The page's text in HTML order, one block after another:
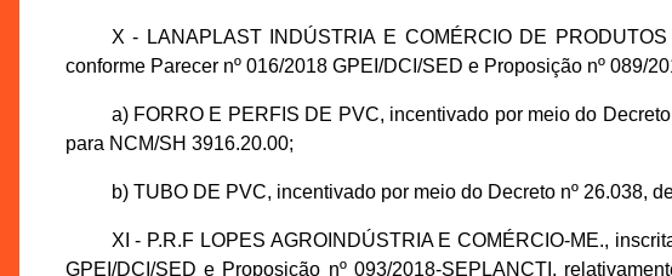
X - LANAPLAST INDÚSTRIA E COMÉRCIO DE
conforme Parecer nº 016/2018 GPEI/DCI/SED e Proposição nº 089/
a) FORRO E PERFIS DE PVC, incentivado por meio do
para NCM/SH 3916.20.00;
b) TUBO DE PVC, incentivado por meio do Decreto nº 26.038,
XI - P.R.F LOPES AGROINDÚSTRIA E COMÉRCIO-ME.,
GPEI/DCI/SED e Proposição nº 093/2018-SEPLANCTI,